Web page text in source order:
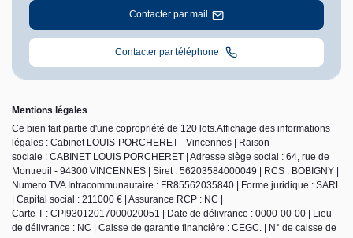
Contacter par mail
Contacter par téléphone
Mentions légales
Ce bien fait partie d'une copropriété de 120 lots.Affichage des informations
légales : Cabinet LOUIS-PORCHERET - Vincennes | Raison
sociale : CABINET LOUIS PORCHERET | Adresse siège social : 64, rue de
Montreuil - 94300 VINCENNES | Siret : 56203584000049 | RCS : BOBIGNY |
Numero TVA Intracommunautaire : FR85562035840 | Forme juridique : SARL
| Capital social : 211000 € | Assurance RCP : NC |
Carte T : CPI93012017000020051 | Date de délivrance : 0000-00-00 | Lieu
de délivrance : NC | Caisse de garantie financière : CEGC. | N° de caisse de